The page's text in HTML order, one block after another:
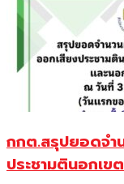
กกต.สรุปยอดจำ
ประชามตินอกเข